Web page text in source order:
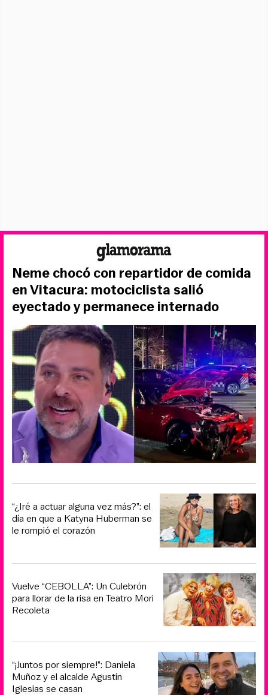
Neme chocó con repartidor de comida
en Vitacura: motociclista salió
eyectado y permanece internado
“¿Iré a actuar alguna vez más?”: el
día en que a Katyna Huberman se
le rompió el corazón
Vuelve “CEBOLLA”: Un Culebrón
para llorar de la risa en Teatro Mori
Recoleta
“¡Juntos por siempre!”: Daniela
Muñoz y el alcalde Agustín
Iglesias se casan